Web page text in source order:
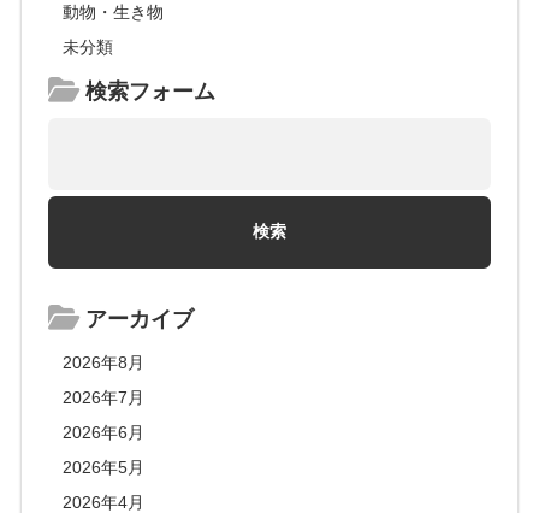
動物・生き物
未分類
検索フォーム
アーカイブ
2026年8月
2026年7月
2026年6月
2026年5月
2026年4月